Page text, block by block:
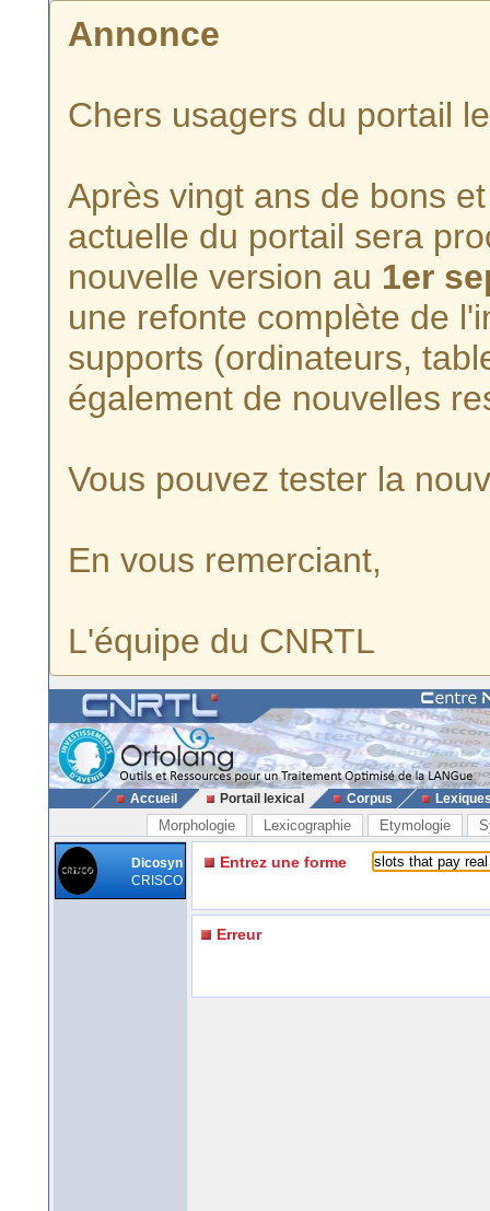
Annonce
Chers usagers du portail
Après vingt ans de bons
actuelle du portail sera
nouvelle version au 1er
une refonte complète de
supports (ordinateurs,
également de nouvelles
Vous pouvez tester la
En vous remerciant,
L'équipe du CNRTL
Accueil Portail lexical Corpus
Morphologie Lexicographie Etymologie
Dicosyn
CRISCO
Entrez une forme
Erreur